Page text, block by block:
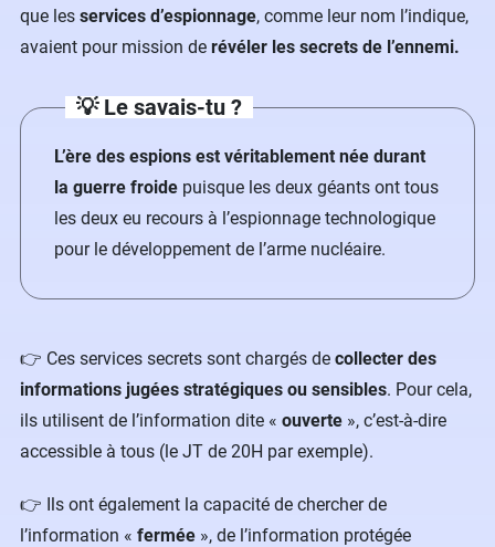
que les services d’espionnage, comme leur nom l’indique,
avaient pour mission de révéler les secrets de l’ennemi.
💡 Le savais-tu ?
L’ère des espions est véritablement née durant
la guerre froide puisque les deux géants ont tous
les deux eu recours à l’espionnage technologique
pour le développement de l’arme nucléaire.
👉 Ces services secrets sont chargés de collecter des
informations jugées stratégiques ou sensibles. Pour cela,
ils utilisent de l’information dite « ouverte », c’est-à-dire
accessible à tous (le JT de 20H par exemple).
👉 Ils ont également la capacité de chercher de
l’information « fermée », de l’information protégée